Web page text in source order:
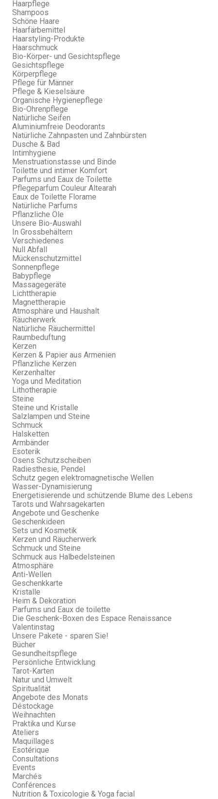
Haarpflege
Shampoos
Schöne Haare
Haarfärbemittel
Haarstyling-Produkte
Haarschmuck
Bio-Körper- und Gesichtspflege
Gesichtspflege
Körperpflege
Pflege für Männer
Pflege & Kieselsäure
Organische Hygienepflege
Bio-Ohrenpflege
Natürliche Seifen
Aluminiumfreie Deodorants
Natürliche Zahnpasten und Zahnbürsten
Dusche & Bad
Intimhygiene
Menstruationstasse und Binde
Toilette und intimer Komfort
Parfums und Eaux de Toilette
Pflegeparfum Couleur Altearah
Eaux de Toilette Florame
Natürliche Parfums
Pflanzliche Öle
Unsere Bio-Auswahl
In Grossbehältern
Verschiedenes
Null Abfall
Mückenschutzmittel
Sonnenpflege
Babypflege
Massagegeräte
Lichttherapie
Magnettherapie
Atmosphäre und Haushalt
Räucherwerk
Natürliche Räuchermittel
Raumbeduftung
Kerzen
Kerzen & Papier aus Armenien
Pflanzliche Kerzen
Kerzenhalter
Yoga und Meditation
Lithotherapie
Steine
Steine und Kristalle
Salzlampen und Steine
Schmuck
Halsketten
Armbänder
Esoterik
Osens Schutzscheiben
Radiesthesie, Pendel
Schutz gegen elektromagnetische Wellen
Wasser-Dynamisierung
Energetisierende und schützende Blume des Lebens
Tarots und Wahrsagekarten
Angebote und Geschenke
Geschenkideen
Sets und Kosmetik
Kerzen und Räucherwerk
Schmuck und Steine
Schmuck aus Halbedelsteinen
Atmosphäre
Anti-Wellen
Geschenkkarte
Kristalle
Heim & Dekoration
Parfums und Eaux de toilette
Die Geschenk-Boxen des Espace Renaissance
Valentinstag
Unsere Pakete - sparen Sie!
Bücher
Gesundheitspflege
Persönliche Entwicklung
Tarot-Karten
Natur und Umwelt
Spiritualität
Angebote des Monats
Déstockage
Weihnachten
Praktika und Kurse
Ateliers
Maquillages
Esotérique
Consultations
Events
Marchés
Conférences
Nutrition & Toxicologie & Yoga facial